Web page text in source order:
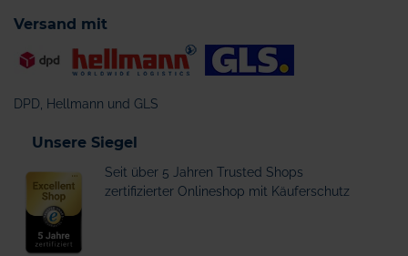
Versand mit
DPD, Hellmann und GLS
Unsere Siegel
Seit über 5 Jahren Trusted Shops
zertifizierter Onlineshop mit Käuferschutz